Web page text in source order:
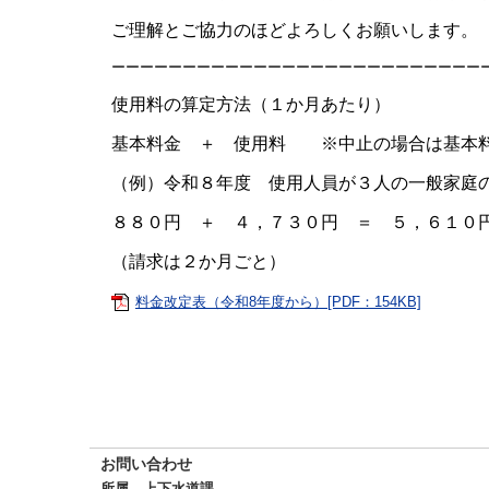
ご理解とご協力のほどよろしくお願いします。
ーーーーーーーーーーーーーーーーーーーーーーーーー
使用料の算定方法（１か月あたり）
基本料金 ＋ 使用料 ※中止の場合は基本
（例）令和８年度 使用人員が３人の一般家庭
８８０円 ＋ ４，７３０円 ＝ ５，６１０
（請求は２か月ごと）
料金改定表（令和8年度から）[PDF：154KB]
お問い合わせ